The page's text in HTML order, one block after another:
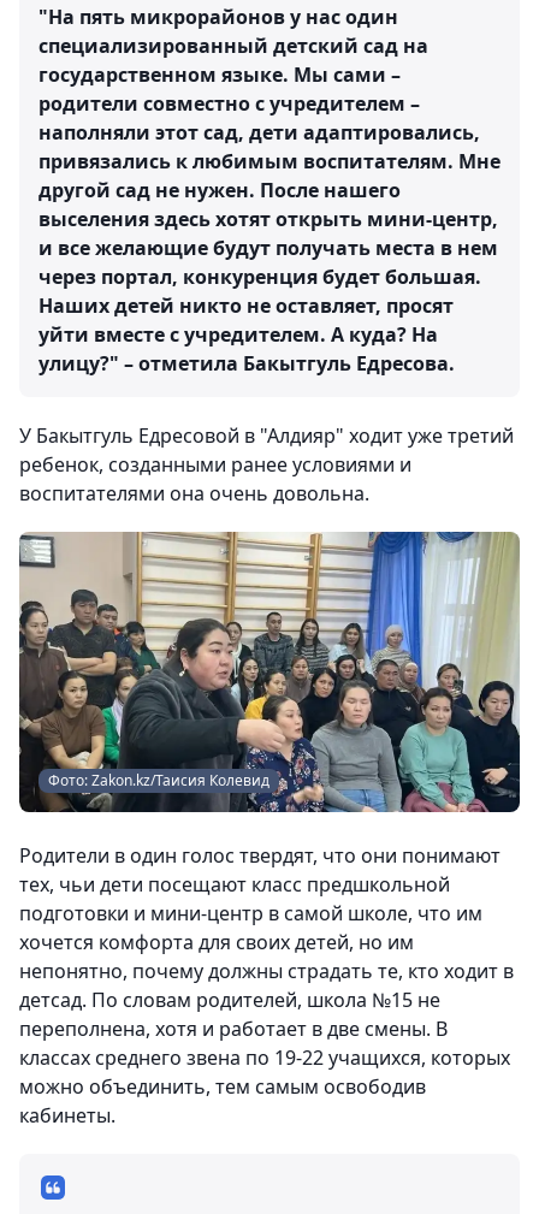
"На пять микрорайонов у нас один
специализированный детский сад на
государственном языке. Мы сами –
родители совместно с учредителем –
наполняли этот сад, дети адаптировались,
привязались к любимым воспитателям. Мне
другой сад не нужен. После нашего
выселения здесь хотят открыть мини-центр,
и все желающие будут получать места в нем
через портал, конкуренция будет большая.
Наших детей никто не оставляет, просят
уйти вместе с учредителем. А куда? На
улицу?" – отметила Бакытгуль Едресова.
У Бакытгуль Едресовой в "Алдияр" ходит уже третий
ребенок, созданными ранее условиями и
воспитателями она очень довольна.
Фото: Zakon.kz/Таисия Колевид
Родители в один голос твердят, что они понимают
тех, чьи дети посещают класс предшкольной
подготовки и мини-центр в самой школе, что им
хочется комфорта для своих детей, но им
непонятно, почему должны страдать те, кто ходит в
детсад. По словам родителей, школа №15 не
переполнена, хотя и работает в две смены. В
классах среднего звена по 19-22 учащихся, которых
можно объединить, тем самым освободив
кабинеты.